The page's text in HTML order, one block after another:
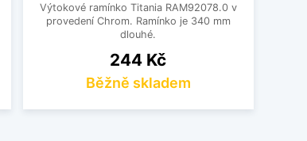
Výtokové ramínko Titania RAM92078.0 v
provedení Chrom. Ramínko je 340 mm
dlouhé.
Cena
244 Kč
Běžně skladem